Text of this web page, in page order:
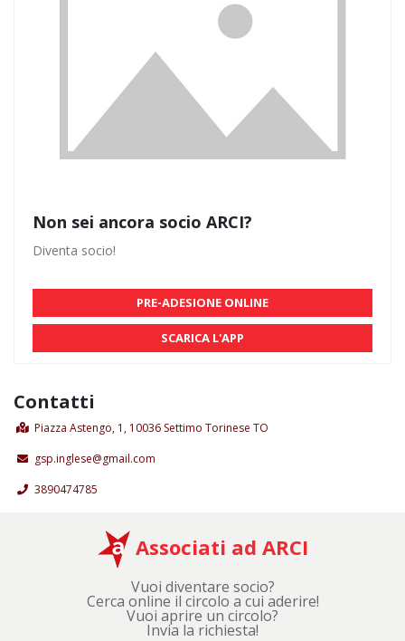
Non sei ancora socio ARCI?
Diventa socio!
PRE-ADESIONE ONLINE
SCARICA L'APP
Contatti
Piazza Astengo, 1, 10036 Settimo Torinese TO
gsp.inglese@gmail.com
3890474785
Associati ad ARCI
Vuoi diventare socio?
Cerca online il circolo a cui aderire!
Vuoi aprire un circolo?
Invia la richiesta!